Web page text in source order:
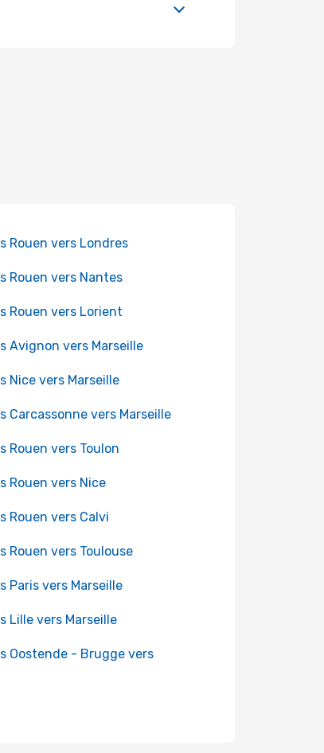
Rouen vers Londres
Rouen vers Nantes
Rouen vers Lorient
Avignon vers Marseille
Nice vers Marseille
Carcassonne vers Marseille
Rouen vers Toulon
Rouen vers Nice
Rouen vers Calvi
Rouen vers Toulouse
Paris vers Marseille
Lille vers Marseille
Oostende - Brugge vers